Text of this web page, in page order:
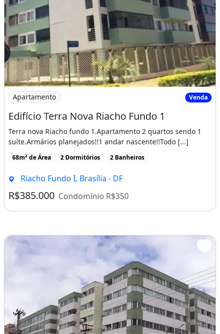
Imagem: Edifício Terra Nova Riacho Fundo 1
Apartamento Venda
Edifício Terra Nova Riacho Fundo 1
Terra nova Riacho fundo 1.Apartamento 2 quartos sendo 1
suíte.Armários planejados!!1 andar nascente!!Todo [...]
68m² de Área 2 Dormitórios 2 Banheiros
Riacho Fundo I, Brasília - DF
R$385.000 Condomínio R$350